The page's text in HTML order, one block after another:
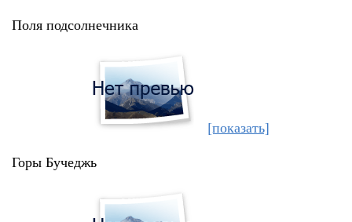
Поля подсолнечника
[показать]
Горы Бучеджь